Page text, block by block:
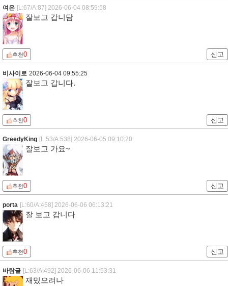
여은 [L:67/A:87] 2026-06-04 08:59:58
잘보고 갑니담
추천0 신고
비사이로 2026-06-04 09:55:25
잘보고 갑니다.
추천0 신고
GreedyKing [L:53/A:538] 2026-06-05 09:10:20
잘보고 가요~
추천0 신고
porta [L:60/A:458] 2026-06-06 06:13:21
잘 보고 갑니다
추천0 신고
바람글 [L:63/A:492] 2026-06-06 11:53:31
재밌으려나